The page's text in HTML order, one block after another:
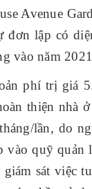
Avenue
đơn lập có
vào năm
phí trị giá
thiện
lần, do
vào quỹ
sát việc